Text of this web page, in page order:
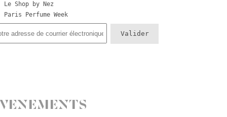
Le Shop by Nez
Paris Perfume Week